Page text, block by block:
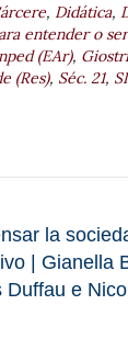
, Didática,
entender o
(EAr),
(Res), Séc. 21,
la
| Gianella
e